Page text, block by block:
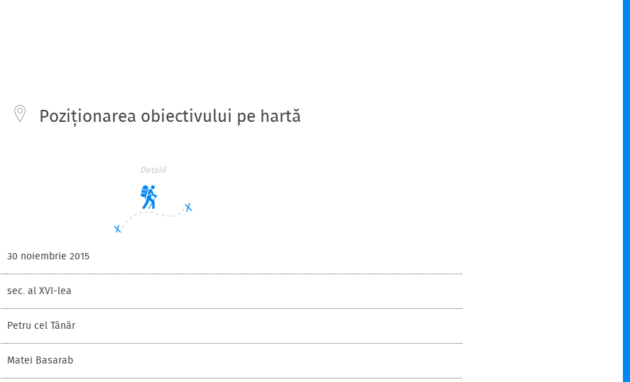
Poziționarea obiectivului pe hartă
Detalii
30 noiembrie 2015
sec. al XVI-lea
Petru cel Tânăr
Matei Basarab